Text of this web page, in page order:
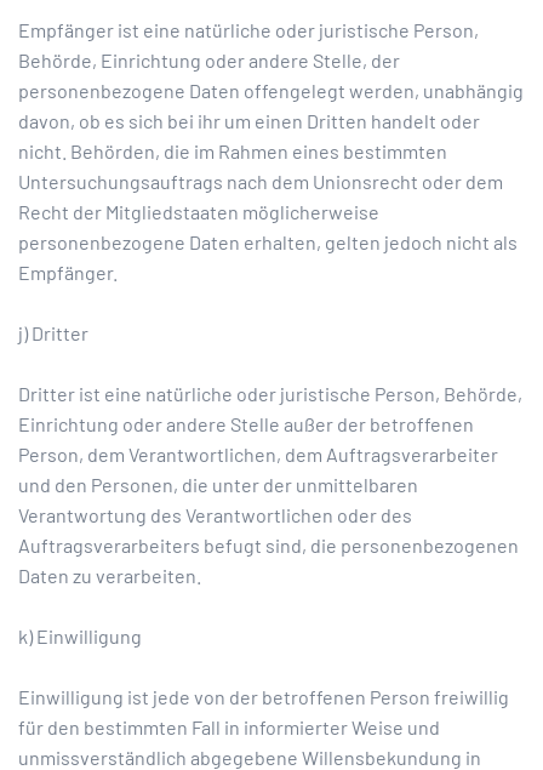
Empfänger ist eine natürliche oder juristische Person,
Behörde, Einrichtung oder andere Stelle, der
personenbezogene Daten offengelegt werden, unabhängig
davon, ob es sich bei ihr um einen Dritten handelt oder
nicht. Behörden, die im Rahmen eines bestimmten
Untersuchungsauftrags nach dem Unionsrecht oder dem
Recht der Mitgliedstaaten möglicherweise
personenbezogene Daten erhalten, gelten jedoch nicht als
Empfänger.
j) Dritter
Dritter ist eine natürliche oder juristische Person, Behörde,
Einrichtung oder andere Stelle außer der betroffenen
Person, dem Verantwortlichen, dem Auftragsverarbeiter
und den Personen, die unter der unmittelbaren
Verantwortung des Verantwortlichen oder des
Auftragsverarbeiters befugt sind, die personenbezogenen
Daten zu verarbeiten.
k) Einwilligung
Einwilligung ist jede von der betroffenen Person freiwillig
für den bestimmten Fall in informierter Weise und
unmissverständlich abgegebene Willensbekundung in